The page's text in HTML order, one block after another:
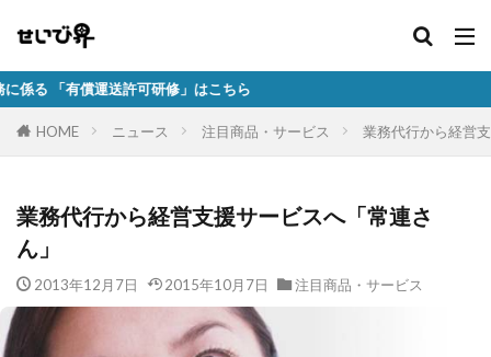
許可研修」はこちら
HOME ニュース 注目商品・サービス 業務代行から経営
業務代行から経営支援サービスへ「常連さ
ん」
2013年12月7日 2015年10月7日 注目商品・サービス